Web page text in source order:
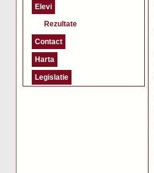
Elevi
Rezultate
Contact
Harta
Legislatie